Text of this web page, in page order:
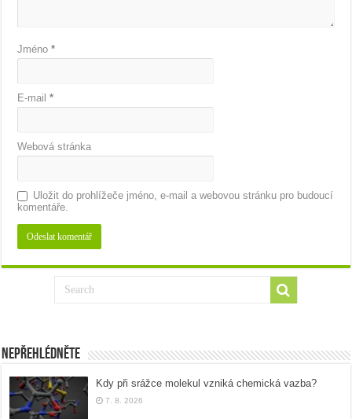
Jméno*
E-mail*
Webová stránka
Uložit do prohlížeče jméno, e-mail a webovou stránku pro budoucí
komentáře.
Nepřehlédněte
Kdy při srážce molekul vzniká chemická vazba?
7. 8. 2026